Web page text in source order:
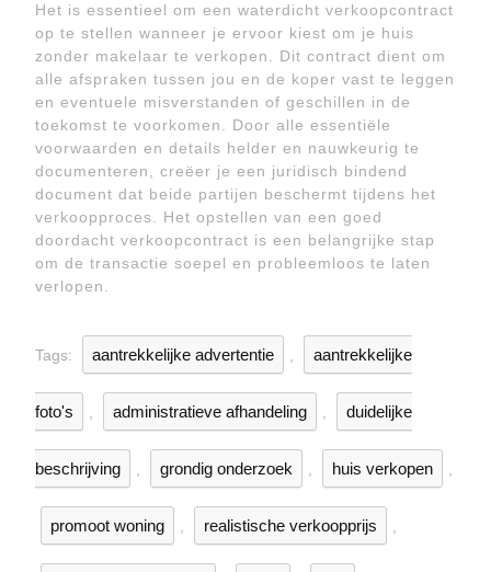
Het is essentieel om een waterdicht verkoopcontract
op te stellen wanneer je ervoor kiest om je huis
zonder makelaar te verkopen. Dit contract dient om
alle afspraken tussen jou en de koper vast te leggen
en eventuele misverstanden of geschillen in de
toekomst te voorkomen. Door alle essentiële
voorwaarden en details helder en nauwkeurig te
documenteren, creëer je een juridisch bindend
document dat beide partijen beschermt tijdens het
verkoopproces. Het opstellen van een goed
doordacht verkoopcontract is een belangrijke stap
om de transactie soepel en probleemloos te laten
verlopen.
Tags: aantrekkelijke advertentie aantrekkelijke
foto's administratieve afhandeling duidelijke
beschrijving grondig onderzoek huis verkopen
promoot woning realistische verkoopprijs